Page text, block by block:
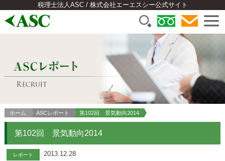
税理士法人ASC / 株式会社エーエスシー公式サイト
ホーム ASCレポート 第102回 景気動向2014
第102回 景気動向2014
レポート 2013.12.28